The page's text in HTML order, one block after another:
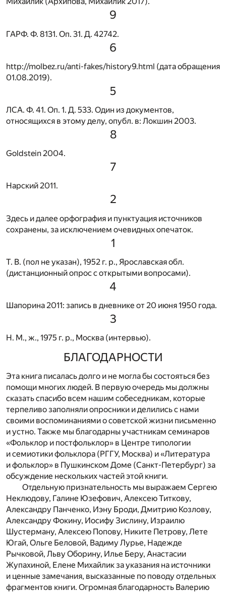
9
ГАРФ. Ф. 8131. Оп. 31. Д. 42742.
6
http://molbez.ru/anti-fakes/history9.html (дата обращения
01.08.2019).
5
ЛСА. Ф. 41. Оп. 1. Д. 533. Один из документов,
относящихся в этому делу, опубл. в: Локшин 2003.
8
Goldstein 2004.
7
Нарский 2011.
2
Здесь и далее орфография и пунктуация источников
сохранены, за исключением очевидных опечаток.
1
Т. В. (пол не указан), 1952 г. р., Ярославская обл.
(дистанционный опрос с открытыми вопросами).
4
Шапорина 2011: запись в дневнике от 20 июня 1950 года.
3
Н. М., ж., 1975 г. р., Москва (интервью).
БЛАГОДАРНОСТИ
Эта книга писалась долго и не могла бы состояться без
помощи многих людей. В первую очередь мы должны
сказать спасибо всем нашим собеседникам, которые
терпеливо заполняли опросники и делились с нами
своими воспоминаниями о советской жизни письменно
и устно. Также мы благодарны участникам семинаров
«Фольклор и постфольклор» в Центре типологии
и семиотики фольклора (РГГУ, Москва) и «Литература
и фольклор» в Пушкинском Доме (Санкт-Петербург) за
обсуждение нескольких частей этой книги.
Отдельную признательность мы выражаем Сергею
Неклюдову, Галине Юзефович, Алексею Титкову,
Александру Панченко, Иэну Броди, Дмитрию Козлову,
Александру Фокину, Иосифу Зислину, Израилю
Шустерману, Алексею Попову, Никите Петрову, Лете
Югай, Ольге Беловой, Вадиму Лурье, Надежде
Рычковой, Льву Оборину, Илье Беру, Анастасии
Жупахиной, Елене Михайлик за указания на источники
и ценные замечания, высказанные по поводу отдельных
фрагментов книги. Огромная благодарность Валерию